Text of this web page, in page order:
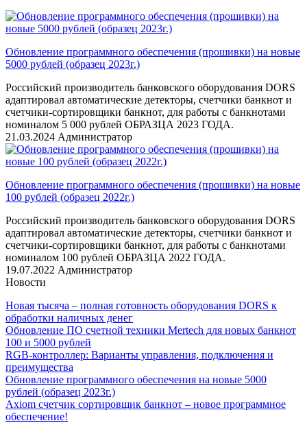
Обновление программного обеспечения (прошивки) на новые
5000 рублей (образец 2023г.)
Российский производитель банковского оборудования DORS
адаптировал автоматические детекторы, счетчики банкнот и
счетчики-сортировщики банкнот, для работы с банкнотами
номиналом 5 000 рублей ОБРАЗЦА 2023 ГОДА.
21.03.2024 Администратор
Обновление программного обеспечения (прошивки) на новые
100 рублей (образец 2022г.)
Российский производитель банковского оборудования DORS
адаптировал автоматические детекторы, счетчики банкнот и
счетчики-сортировщики банкнот, для работы с банкнотами
номиналом 100 рублей ОБРАЗЦА 2022 ГОДА.
19.07.2022 Администратор
Новости
Новая тысяча – полная готовность оборудования DORS к
обработки наличных денег
Обновление ПО счетной техники Mertech для новых банкнот
100 и 5000 рублей
RGB-контроллер: Варианты управления, подключения и
преимущества
Обновление программного обеспечения на новые 5000
рублей (образец 2023г.)
Axiom счетчик сортировщик банкнот – новое программное
обеспечение!